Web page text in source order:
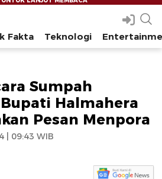
Indonesia Timur
Fakta Teknologi
Sumpah
Halmahera
Pesan Menpora
| 09:43 WIB
--